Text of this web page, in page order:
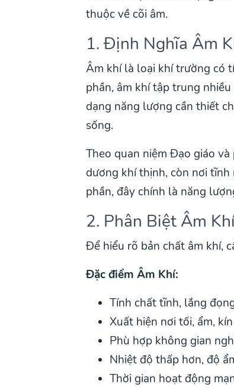
thuộc về cõi âm.
1. Định Nghĩa Âm
Âm khí là loại khí trường có
phần, âm khí tập trung
dạng năng lượng cần thiết
sống.
Theo quan niệm Đạo giáo
dương khí thịnh, còn nơi
phần, đây chính là năng
2. Phân Biệt Âm
Để hiểu rõ bản chất âm khí,
Đặc điểm Âm Khí:
Tính chất tĩnh, lắng
Xuất hiện nơi tối, ẩm,
Phù hợp không gian
Nhiệt độ thấp hơn, độ
Thời gian hoạt động